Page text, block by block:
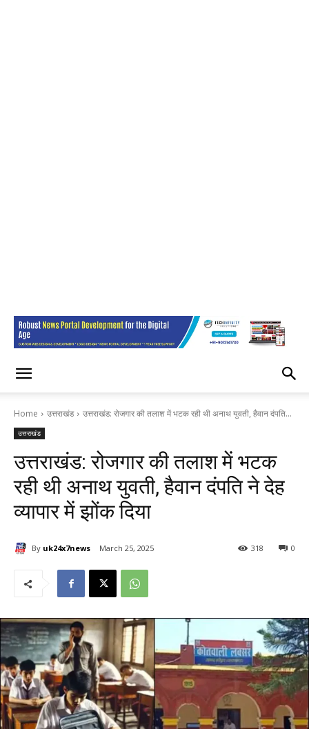
Home उत्तराखंड उत्तराखंड: रोजगार की तलाश में भटक रही थी अनाथ युवती, हैवान दंपति...
उत्तराखंड
उत्तराखंड: रोजगार की तलाश में भटक
रही थी अनाथ युवती, हैवान दंपति ने देह
व्यापार में झोंक दिया
By uk24x7news March 25, 2025 0
318